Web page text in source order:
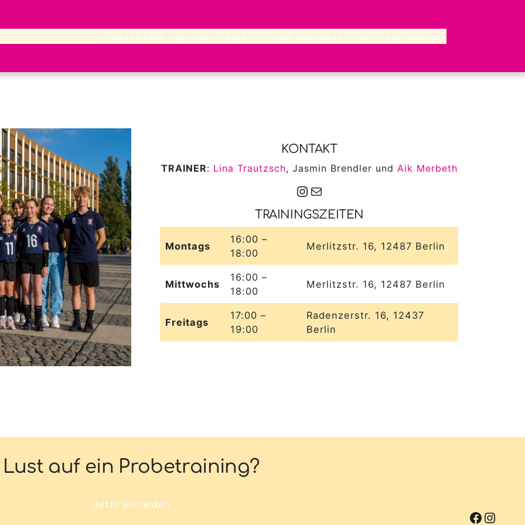
News TEAMS SponsorenSpieltermine Downloads TicketshopAnmelden
KONTAKT
TRAINER: Lina Trautzsch, Jasmin Brendler und Aik Merbeth
Instagram E-Mail
TRAININGSZEITEN
Montags
16:00 –
18:00
Merlitzstr. 16, 12487 Berlin
Mittwochs
16:00 –
18:00
Merlitzstr. 16, 12487 Berlin
Freitags
17:00 –
19:00
Radenzerstr. 16, 12437
Berlin
Lust auf ein Probetraining?
Jetzt anmelden